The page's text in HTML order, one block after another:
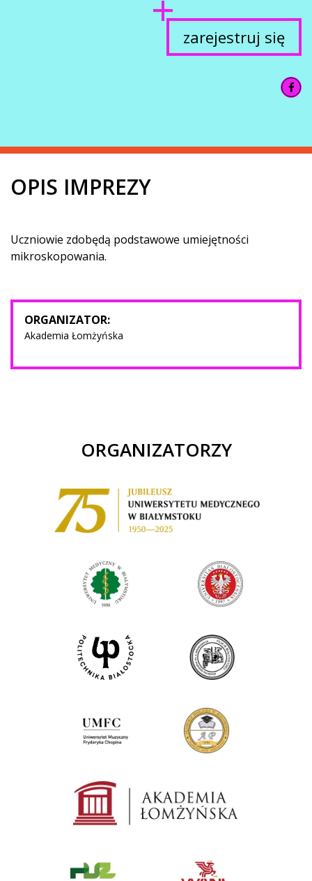
zarejestruj się
OPIS IMPREZY
Uczniowie zdobędą podstawowe umiejętności
mikroskopowania.
ORGANIZATOR:
Akademia Łomżyńska
ORGANIZATORZY